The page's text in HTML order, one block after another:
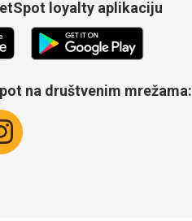
loyalty aplikaciju
na društvenim mrežama: